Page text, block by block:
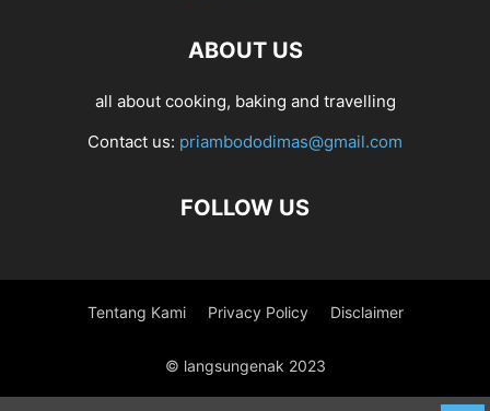
ABOUT US
all about cooking, baking and travelling
Contact us: priambododimas@gmail.com
FOLLOW US
Tentang Kami Privacy Policy Disclaimer
© langsungenak 2023